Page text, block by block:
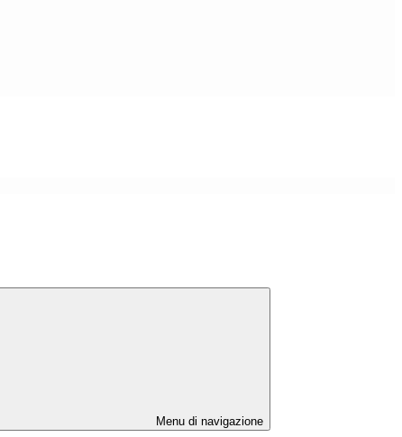
Menu di navigazione